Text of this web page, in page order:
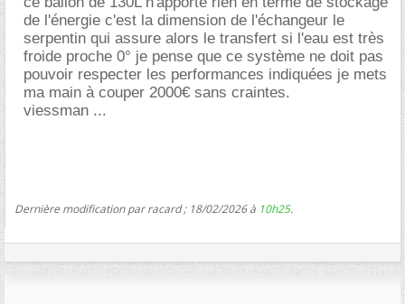
de l'énergie c'est la dimension de l'échangeur le
serpentin qui assure alors le transfert si l'eau est très
froide proche 0° je pense que ce système ne doit pas
pouvoir respecter les performances indiquées je mets
ma main à couper 2000€ sans craintes.
viessman ...
Dernière modification par racard ; 18/02/2026 à 10h25.